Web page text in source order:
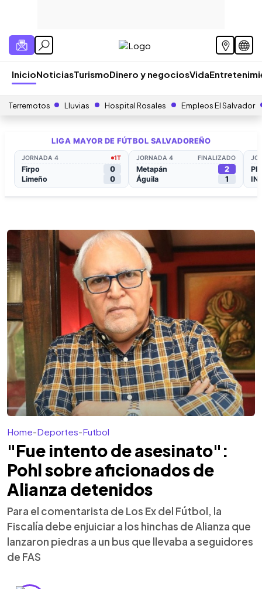
InicioNoticiasTurismoDinero y negociosVida
Terremotos Lluvias Hospital Rosales Empleos El Salvador
Home-Deportes-Futbol
"Fue intento de asesinato":
Pohl sobre aficionados de
Alianza detenidos
Para el comentarista de Los Ex del Fútbol, la
Fiscalía debe enjuiciar a los hinchas de Alianza que
lanzaron piedras a un bus que llevaba a seguidores
de FAS